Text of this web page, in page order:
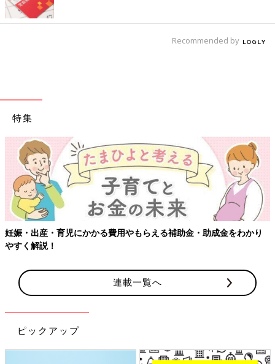
Recommended by
特集
妊娠・出産・育児にかかる費用やもらえる補助金・助成金をわかり
やすく解説！
連載一覧へ
ピックアップ